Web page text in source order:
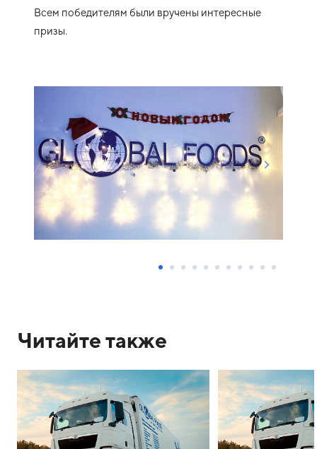
Всем победителям были вручены интересные
призы.
Читайте также